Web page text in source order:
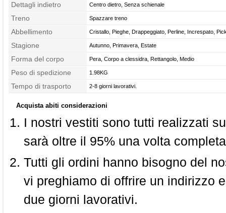
Dettagli indietro Centro dietro, Senza schienale
Treno Spazzare treno
Abbellimento Cristallo, Pieghe, Drappeggiato, Perline, Increspato,
Stagione Autunno, Primavera, Estate
Forma del corpo Pera, Corpo a clessidra, Rettangolo, Medio
Peso di spedizione 1.98KG
Tempo di trasporto 2-8 giorni lavorativi.
Acquista abiti considerazioni
I nostri vestiti sono tutti realizzati
sarà oltre il 95% una volta
Tutti gli ordini hanno bisogno del
vi preghiamo di offrire un indirizzo
due giorni lavorativi.